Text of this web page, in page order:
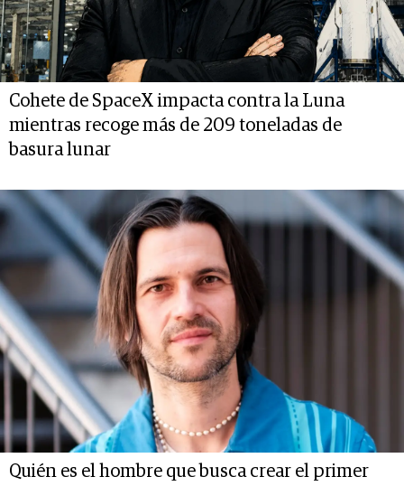
Cohete de SpaceX impacta contra la Luna
mientras recoge más de 209 toneladas de
basura lunar
Quién es el hombre que busca crear el primer